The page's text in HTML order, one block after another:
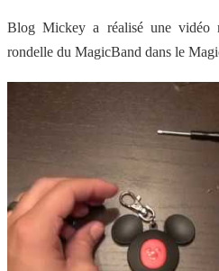
Blog Mickey a réalisé une vidéo
rondelle du MagicBand dans le